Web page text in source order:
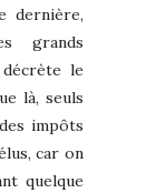
dernière,
grands
le
là, seuls
impôts
car on
quelque